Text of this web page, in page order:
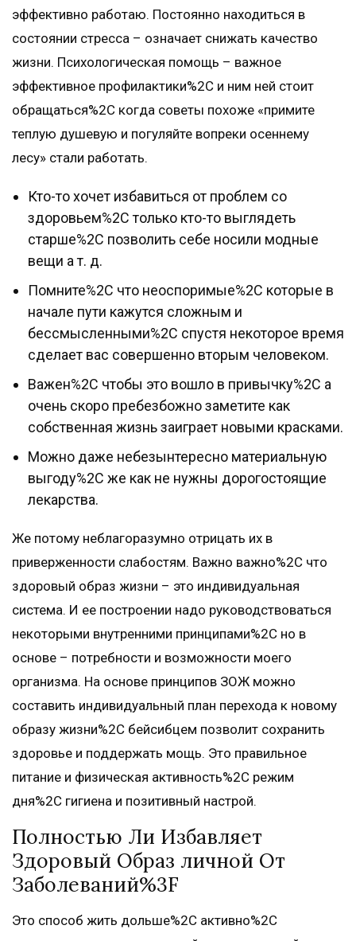
эффективно работаю. Постоянно находиться в
состоянии стресса – означает снижать качество
жизни. Психологическая помощь – важное
эффективное профилактики%2C и ним ней стоит
обращаться%2C когда советы похоже «примите
теплую душевую и погуляйте вопреки осеннему
лесу» стали работать.
Кто-то хочет избавиться от проблем со
здоровьем%2C только кто-то выглядеть
старше%2C позволить себе носили модные
вещи а т. д.
Помните%2C что неоспоримые%2C которые в
начале пути кажутся сложным и
бессмысленными%2C спустя некоторое время
сделает вас совершенно вторым человеком.
Важен%2C чтобы это вошло в привычку%2C а
очень скоро пребезбожно заметите как
собственная жизнь заиграет новыми красками.
Можно даже небезынтересно материальную
выгоду%2C же как не нужны дорогостоящие
лекарства.
Же потому неблагоразумно отрицать их в
приверженности слабостям. Важно важно%2C что
здоровый образ жизни – это индивидуальная
система. И ее построении надо руководствоваться
некоторыми внутренними принципами%2C но в
основе – потребности и возможности моего
организма. На основе принципов ЗОЖ можно
составить индивидуальный план перехода к новому
образу жизни%2C бейсибцем позволит сохранить
здоровье и поддержать мощь. Это правильное
питание и физическая активность%2C режим
дня%2C гигиена и позитивный настрой.
Полностью Ли Избавляет
Здоровый Образ личной От
Заболеваний%3F
Это способ жить дольше%2C активно%2C